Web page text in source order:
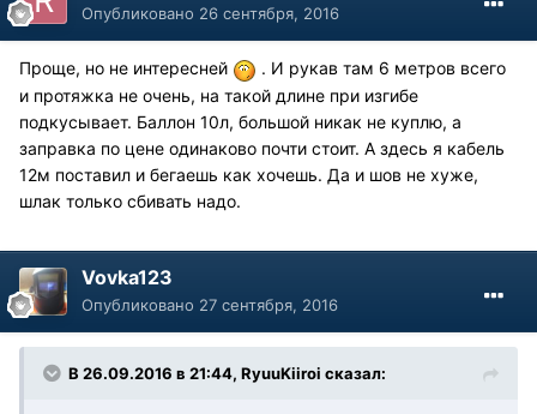
Опубликовано 26 сентября, 2016
Проще, но не интересней
. И рукав там 6 метров всего
и протяжка не очень, на такой длине при изгибе
подкусывает. Баллон 10л, большой никак не куплю, а
заправка по цене одинаково почти стоит. А здесь я кабель
12м поставил и бегаешь как хочешь. Да и шов не хуже,
шлак только сбивать надо.
Vovka123
Опубликовано 27 сентября, 2016
В 26.09.2016 в 21:44, RyuuKiiroi сказал: